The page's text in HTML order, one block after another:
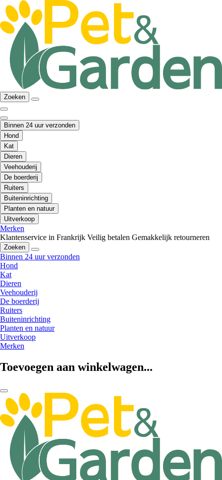
Zoeken
Binnen 24 uur verzonden
Hond
Kat
Dieren
Veehouderij
De boerderij
Ruiters
Buiteninrichting
Planten en natuur
Uitverkoop
Merken
Klantenservice in Frankrijk Veilig betalen Gemakkelijk retourneren
Zoeken
Binnen 24 uur verzonden
Hond
Kat
Dieren
Veehouderij
De boerderij
Ruiters
Buiteninrichting
Planten en natuur
Uitverkoop
Merken
Toevoegen aan winkelwagen...